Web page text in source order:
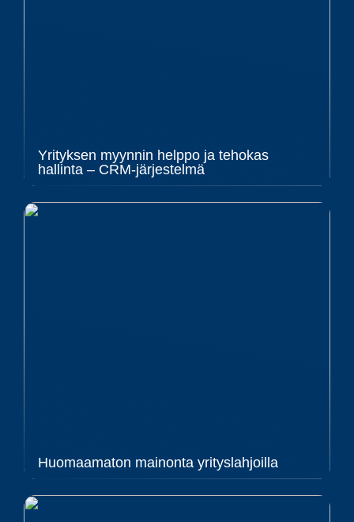
Yrityksen myynnin helppo ja tehokas
hallinta – CRM-järjestelmä
Huomaamaton mainonta yrityslahjoilla